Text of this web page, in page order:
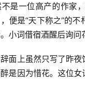
是一位高产的作家
，便是“天下称之”的
小词借宿酒醒后询问
面上虽然只写了昨
是因为惜花。这位